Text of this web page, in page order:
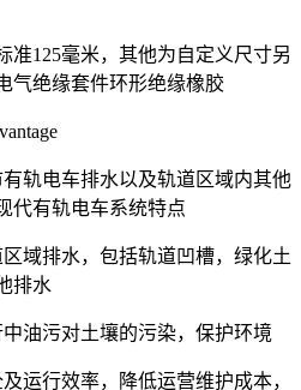
准125毫米，其他为自定义尺寸另
气绝缘套件环形绝缘橡胶
轨电车排水以及轨道区域内其他
代有轨电车系统特点
域排水，包括轨道凹槽，绿化土
排水
油污对土壤的污染，保护环境
运行效率，降低运营维护成本，